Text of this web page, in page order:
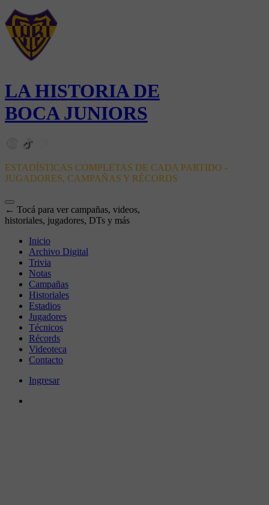
LA HISTORIA DE
BOCA JUNIORS
ESTADÍSTICAS COMPLETAS DE CADA PARTIDO -
JUGADORES, CAMPAÑAS Y RÉCORDS
← Tocá para ver campañas, videos,
historiales, jugadores, DTs y más
Inicio
Archivo Digital
Trivia
Notas
Campañas
Historiales
Estadios
Jugadores
Técnicos
Récords
Videoteca
Contacto
Ingresar